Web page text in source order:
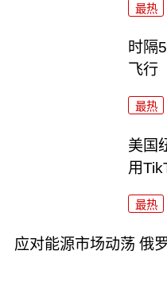
最热
时隔
飞行
最热
美国
用
最热
应对能源市场动荡 俄